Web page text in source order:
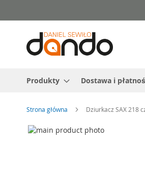
do
treści
Produkty Dostawa i
Strona główna Dziurkacz SAX 218
Przejdź